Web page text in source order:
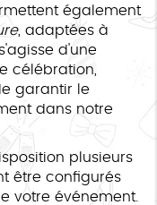
également
, adaptées à
d'une
célébration,
garantir le
dans notre
plusieurs
être configurés
votre événement.